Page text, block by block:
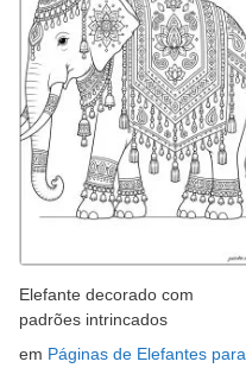
Elefante decorado com
padrões intrincados
em Páginas de Elefantes para